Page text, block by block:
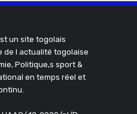
un site togolais
de l actualité togolaise
Politique,s sport &
en temps réel et